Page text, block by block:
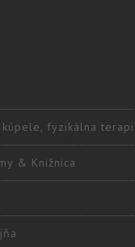
kúpele, fyzikálna
& Knižnica